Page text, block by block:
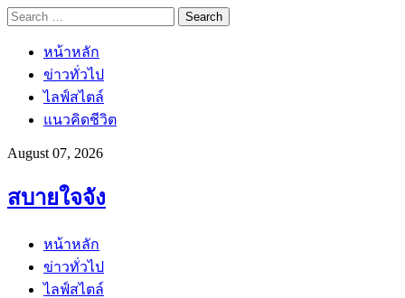
Search
for:
หน้าหลัก
ข่าวทั่วไป
ไลฟ์สไตล์
แนวคิดชีวิต
August 07, 2026
สบายใจจัง
หน้าหลัก
ข่าวทั่วไป
ไลฟ์สไตล์